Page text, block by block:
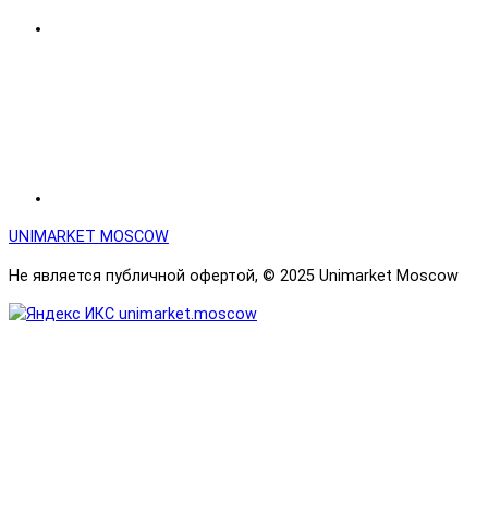
UNIMARKET MOSCOW
Не является публичной офертой, © 2025 Unimarket Moscow